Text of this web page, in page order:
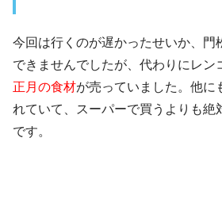
今回は行くのが遅かったせいか、門
できませんでしたが、代わりにレン
正月の食材が売っていました。他に
れていて、スーパーで買うよりも絶
です。